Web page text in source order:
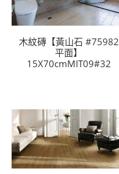
木紋磚【黃山石 #75982
平面】
15X70cmMIT09#32